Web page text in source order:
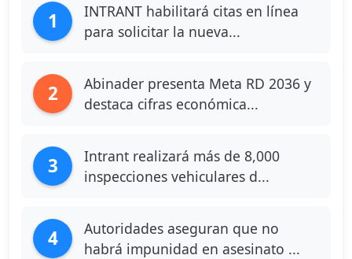
1
INTRANT habilitará citas en línea
para solicitar la nueva...
2
Abinader presenta Meta RD 2036 y
destaca cifras económica...
3
Intrant realizará más de 8,000
inspecciones vehiculares d...
4
Autoridades aseguran que no
habrá impunidad en asesinato ...